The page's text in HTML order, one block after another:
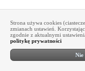
Strona używa cookies
zmianach ustawień.
zgodnie z aktualnymi
politykę prywatności
Nie